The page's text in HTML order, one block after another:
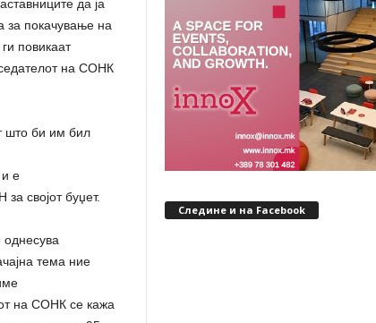
да ја
за покачување на
повикаат
на СОНК
што би им бил
е
својот буџет.
однесува
тема ние
на СОНК се кажа
Следине и на Facebook